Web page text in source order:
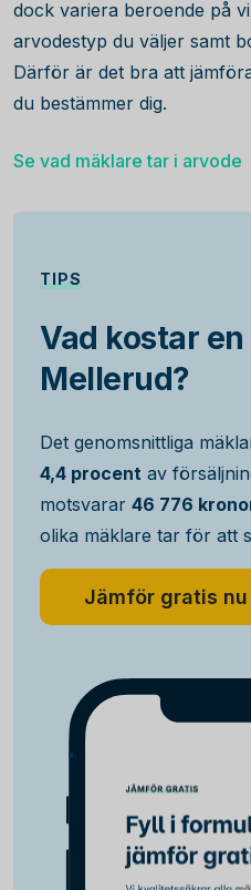
dock variera beroende på
arvodestyp du väljer samt
Därför är det bra att
du bestämmer dig.
Se vad mäklare tar i arvode
TIPS
Vad kostar
Mellerud?
Det genomsnittliga
4,4 procent av
motsvarar 46 776
olika mäklare tar för att
Jämför gratis nu